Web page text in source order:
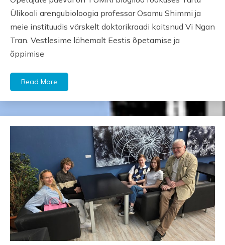
Ülikooli arengubioloogia professor Osamu Shimmi ja
meie instituudis värskelt doktorikraadi kaitsnud Vi Ngan
Tran. Vestlesime lähemalt Eestis õpetamise ja
õppimise
Read More